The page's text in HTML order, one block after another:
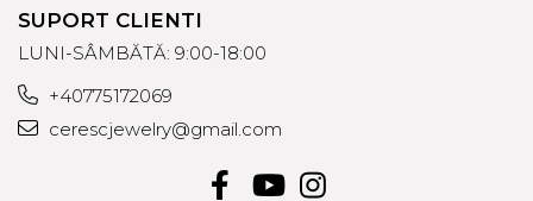
SUPORT CLIENTI
LUNI-SÂMBĂTĂ: 9:00-18:00
+40775172069
cerescjewelry@gmail.com